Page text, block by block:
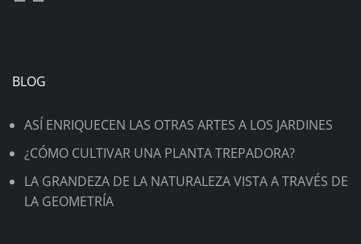
BLOG
ASÍ ENRIQUECEN LAS OTRAS ARTES A LOS JARDINES
¿CÓMO CULTIVAR UNA PLANTA TREPADORA?
LA GRANDEZA DE LA NATURALEZA VISTA A TRAVÉS DE
LA GEOMETRÍA